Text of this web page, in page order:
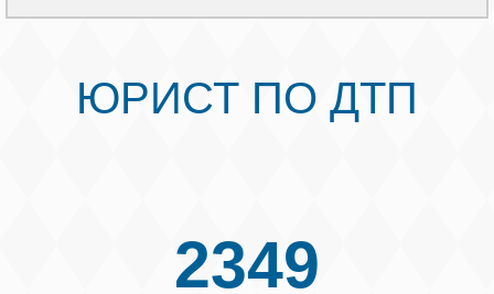
ЮРИСТ ПО ДТП
2349